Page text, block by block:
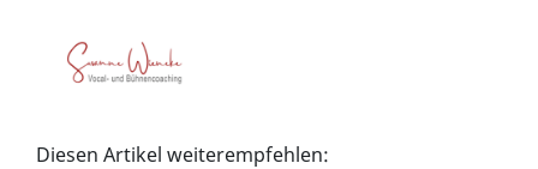
Diesen Artikel weiterempfehlen: